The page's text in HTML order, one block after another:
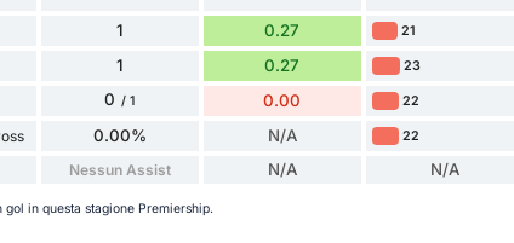
1 0.27 21
1 0.27 23
0 / 1 0.00 22
0.00% N/A 22
Nessun Assist N/A N/A
in questa stagione Premiership.